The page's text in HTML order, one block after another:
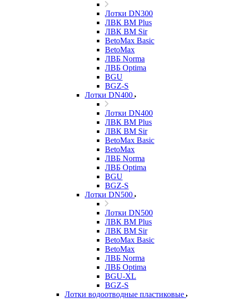
Лотки DN300
ЛВК ВМ Plus
ЛВК ВМ Sir
BetoMax Basic
BetoMax
ЛВБ Norma
ЛВБ Optima
BGU
BGZ-S
Лотки DN400
Лотки DN400
ЛВК ВМ Plus
ЛВК ВМ Sir
BetoMax Basic
BetoMax
ЛВБ Norma
ЛВБ Optima
BGU
BGZ-S
Лотки DN500
Лотки DN500
ЛВК ВМ Plus
ЛВК ВМ Sir
BetoMax Basic
BetoMax
ЛВБ Norma
ЛВБ Optima
BGU-XL
BGZ-S
Лотки водоотводные пластиковые